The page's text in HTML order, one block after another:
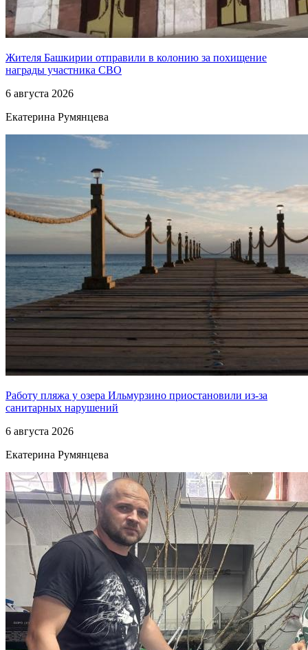
Жителя Башкирии отправили в колонию за похищение
награды участника СВО
6 августа 2026
Екатерина Румянцева
Работу пляжа у озера Ильмурзино приостановили из-за
санитарных нарушений
6 августа 2026
Екатерина Румянцева